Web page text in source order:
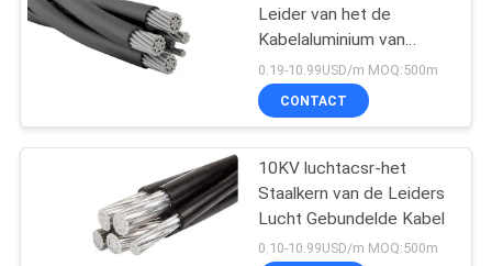
KWALITEITSCONTROLE
ONS
NIEUWS
pvc geïsoleerde
197
Leider van het de
Kabelaluminium van
600V/van 1000V Lucht
Gebundelde
0.19-10.99USD/m MOQ:500m
CONTACT
10KV luchtacsr-het
Staalkern van de Leiders
Lucht Gebundelde Kabel
0.10-10.99USD/m MOQ:500m